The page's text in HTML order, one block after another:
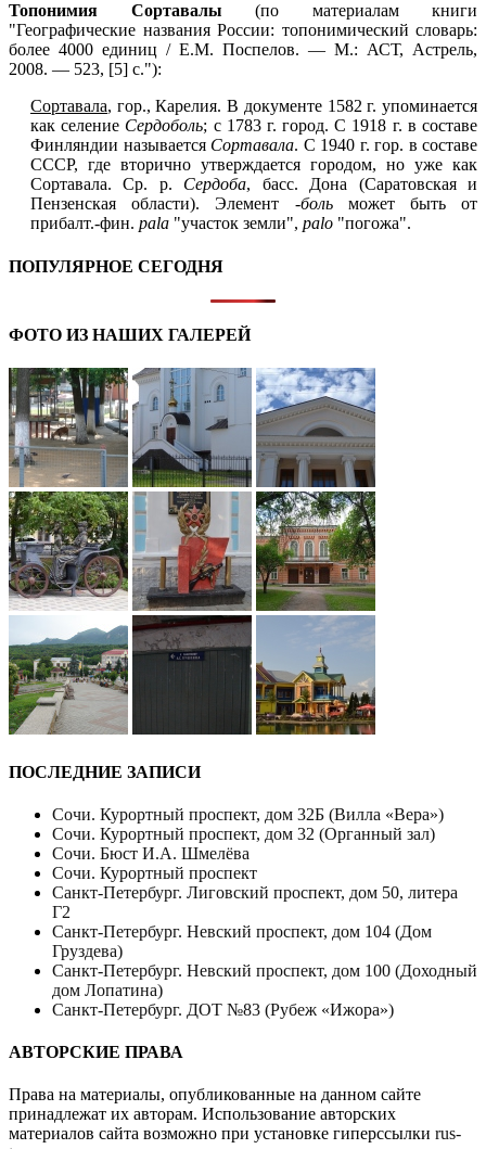
Топонимия Сортавалы (по материалам книги
"Географические названия России: топонимический словарь:
более 4000 единиц / Е.М. Поспелов. — М.: АСТ, Астрель,
2008. — 523, [5] с."):
Сортавала, гор., Карелия. В документе 1582 г. упоминается
как селение Сердоболь; с 1783 г. город. С 1918 г. в составе
Финляндии называется Сортавала. С 1940 г. гор. в составе
СССР, где вторично утверждается городом, но уже как
Сортавала. Ср. р. Сердоба, басс. Дона (Саратовская и
Пензенская области). Элемент -больможет быть от
прибалт.-фин. pala "участок земли", palo "погожа".
ПОПУЛЯРНОЕ СЕГОДНЯ
ФОТО ИЗ НАШИХ ГАЛЕРЕЙ
ПОСЛЕДНИЕ ЗАПИСИ
Сочи. Курортный проспект, дом 32Б (Вилла «Вера»)
Сочи. Курортный проспект, дом 32 (Органный зал)
Сочи. Бюст И.А. Шмелёва
Сочи. Курортный проспект
Санкт-Петербург. Лиговский проспект, дом 50, литера
Г2
Санкт-Петербург. Невский проспект, дом 104 (Дом
Груздева)
Санкт-Петербург. Невский проспект, дом 100 (Доходный
дом Лопатина)
Санкт-Петербург. ДОТ №83 (Рубеж «Ижора»)
АВТОРСКИЕ ПРАВА
Права на материалы, опубликованные на данном сайте
принадлежат их авторам. Использование авторских
материалов сайта возможно при установке гиперссылки rus-